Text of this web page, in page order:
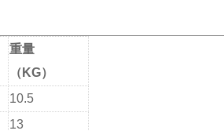
重量
（KG）
10.5
13